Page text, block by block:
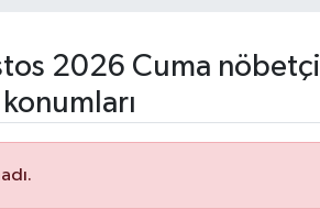
2026 Cuma nöbetçi